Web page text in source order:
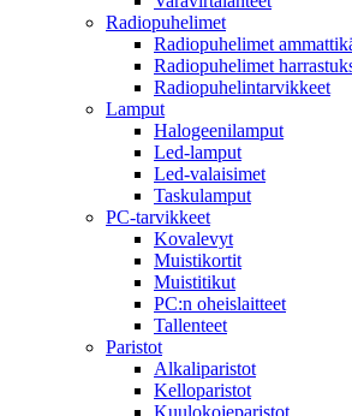
Radiopuhelimet
Radiopuhelimet
Radiopuhelimet
Radiopuhelintarvikkeet
Lamput
Halogeenilamput
Led-lamput
Led-valaisimet
Taskulamput
PC-tarvikkeet
Kovalevyt
Muistikortit
Muistitikut
PC:n oheislaitteet
Tallenteet
Paristot
Alkaliparistot
Kelloparistot
Kuulokojeparistot